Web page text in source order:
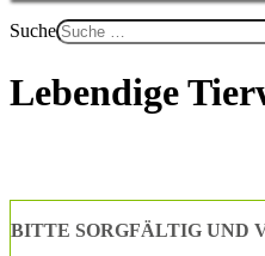
Suche
Lebendige
BITTE SORGFÄLTIG UND